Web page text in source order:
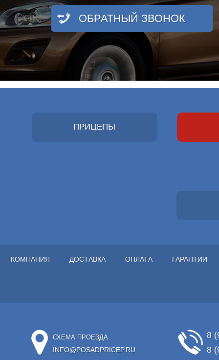
ОБРАТНЫЙ ЗВОНОК
ПРИЦЕПЫ
КОМПАНИЯ ДОСТАВКА ОПЛАТА ГАРАНТИИ
СХЕМА ПРОЕЗДА
INFO@POSADPRICEP.RU
8
8